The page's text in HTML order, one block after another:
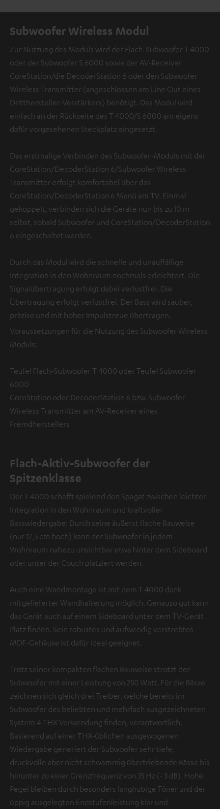
Subwoofer Wireless Modul
Zur Nutzung des Moduls wird der Flach-Subwoofer T 4000
oder der Subwoofer S 6000 sowie der AV-Receiver
CoreStation/die DecoderStation 6 oder den Subwoofer
Wireless Transmitter (angeschlossen am Line Out eines
Dritthersteller-Verstärkers) benötigt. Das Modul wird
einfach an der Rückseite des T 4000/S 6000 am eigens
dafür vorgesehenen Steckplatz eingesetzt.
Das erstmalige Verbinden des Subwoofer-Moduls mit der
CoreStation/DecoderStation 6/Subwoofer Wireless
Transmitter erfolgt komfortabel über das
CoreStation/DecoderStation 6 Menü am TV. Einmal
gekoppelt, verbinden sich die Geräte nun bis zu 10 m
selbst, sobald Subwoofer und CoreStation/DecoderStation
6 eingeschaltet werden.
Durch das Modul wird die schnelle und unauffällige
Integration in den Wohnraum nochmals erleichtert. Die
Signalübertragung erfolgt dabei verlustfrei. Die
Übertragung erfolgt verlustfrei. Der Bass wird sauber,
präzise und mit hoher Impulstreue übertragen.
Voraussetzungen für die Nutzung des Subwoofer Wireless
Moduls:
Teufel Flach-Subwoofer T 4000 oder Teufel Subwoofer
6000
CoreStation oder DecoderStation 6 bzw. Subwoofer
Wireless Transmitter am AV-Receiver eines
Fremdherstellers
Flach-Aktiv-Subwoofer der
Spitzenklasse
Der T 4000 schafft spielend den Spagat zwischen leichter
Integration in den Wohnraum und kraftvoller
Basswiedergabe: Durch seine äußerst flache Bauweise
(nur 12,5 cm hoch) kann der Subwoofer in jedem
Wohnraum nahezu unsichtbar etwa hinter dem Sideboard
oder unter der Couch platziert werden.
Auch eine Wandmontage ist mit dem T 4000 dank
mitgelieferter Wandhalterung möglich. Genauso gut kann
das Gerät auch auf einem Sideboard unter dem TV-Gerät
Platz finden. Sein robustes und aufwendig verstrebtes
MDF-Gehäuse ist dafür ideal geeignet.
Trotz seiner kompakten flachen Bauweise strotzt der
Subwoofer mit einer Leistung von 250 Watt. Für die Bässe
zeichnen sich gleich drei Treiber, welche bereits im
Subwoofer des beliebten und mehrfach ausgezeichneten
System 4 THX Verwendung finden, verantwortlich.
Basierend auf einer THX-üblichen ausgewogenen
Wiedergabe generiert der Subwoofer sehr tiefe,
druckvolle aber nicht schwammig übertriebende Bässe bis
hinunter zu einer Grenzfrequenz von 35 Hz (- 3 dB). Hohe
Pegel bleiben durch besonders langhubige Töner und der
üppig ausgelegten Endstufenleistung klar und